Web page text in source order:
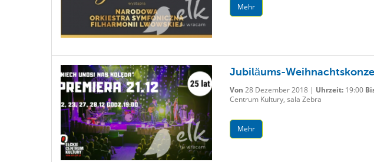
Mehr
Jubiläums-
Von 28 Dezember 2018 | Uhrzeit:19:00
Centrum Kultury, sala Zebra
Mehr